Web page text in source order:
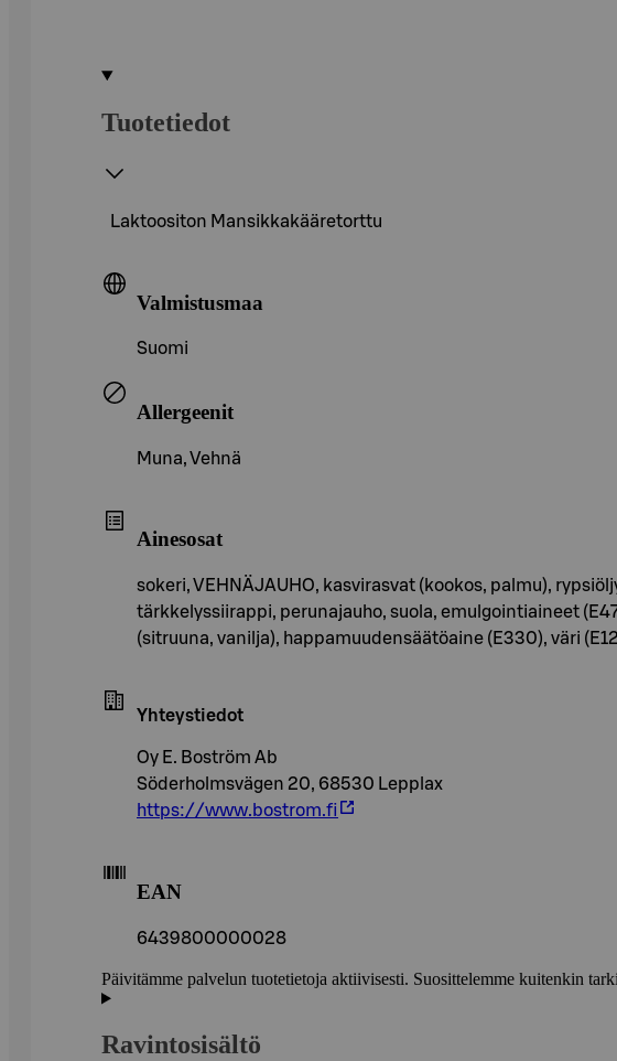
Tuotetiedot
Laktoositon Mansikkakääretorttu
Valmistusmaa
Suomi
Allergeenit
Muna, Vehnä
Ainesosat
sokeri, VEHNÄJAUHO, kasvirasvat (kookos, palmu),
tärkkelyssiirappi, perunajauho, suola, emulgointiaineet
(sitruuna, vanilja), happamuudensäätöaine (E330), väri
Yhteystiedot
Oy E. Boström Ab
Söderholmsvägen 20, 68530 Lepplax
https://www.bostrom.fi
EAN
6439800000028
Päivitämme palvelun tuotetietoja aktiivisesti. Suosittelemme kuitenkin
Ravintosisältö